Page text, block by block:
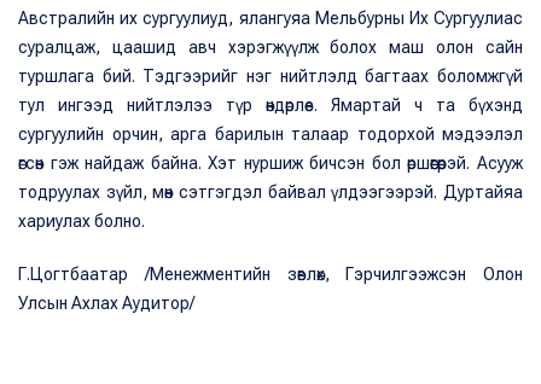
Австралийн их сургуулиуд, ялангуяа Мельбурны Их Сургуулиас
суралцаж, цаашид авч хэрэгжүүлж болох маш олон сайн
туршлага бий. Тэдгээрийг нэг нийтлэлд багтаах боломжгүй
тул ингээд нийтлэлээ түр өндөрлөе. Ямартай ч та бүхэнд
сургуулийн орчин, арга барилын талаар тодорхой мэдээлэл
өгсөн гэж найдаж байна. Хэт нуршиж бичсэн бол өршөөгөөрэй. Асууж
тодруулах зүйл, мөн сэтгэгдэл байвал үлдээгээрэй. Дуртайяа
хариулах болно.
Г.Цогтбаатар /Менежментийн зөвлөх, Гэрчилгээжсэн Олон
Улсын Ахлах Аудитор/